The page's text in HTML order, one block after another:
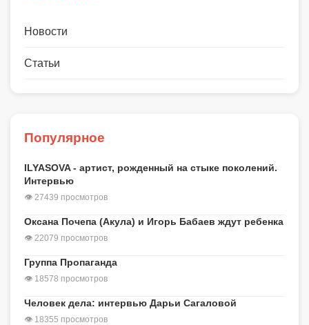
Новости
Статьи
Популярное
ILYASOVA - артист, рожденный на стыке поколений.
Интервью
👁 27439 просмотров
Оксана Почепа (Акула) и Игорь Бабаев ждут ребенка
👁 22079 просмотров
Группа Пропаганда
👁 18578 просмотров
Человек дела: интервью Дарьи Сагаловой
👁 18355 просмотров